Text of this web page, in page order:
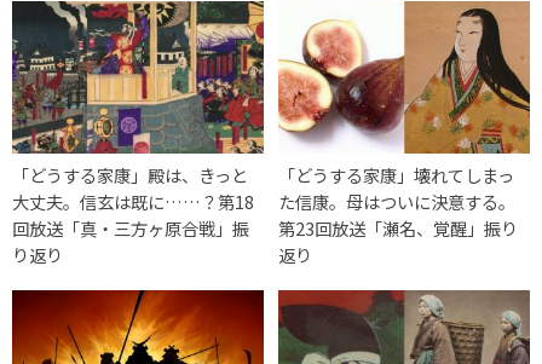
「どうする家康」殿は、きっと
大丈夫。信玄は既に……？第18
回放送「真・三方ヶ原合戦」振
り返り
「どうする家康」壊れてしまっ
た信康。母はついに決意する。
第23回放送「瀬名、覚醒」振り
返り